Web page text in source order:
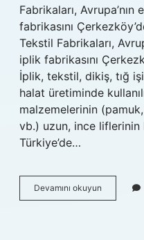
Fabrikaları,
fabrikasını
Tekstil Fabrikaları,
iplik fabrikasını
İplik, tekstil, dikiş, tığ
halat üretiminde
malzemelerinin
vb.) uzun, ince liflerinin
Türkiye’de…
Devamını okuyun
Fabrikası